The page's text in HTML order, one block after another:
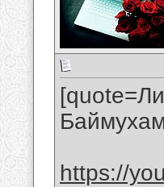
https://